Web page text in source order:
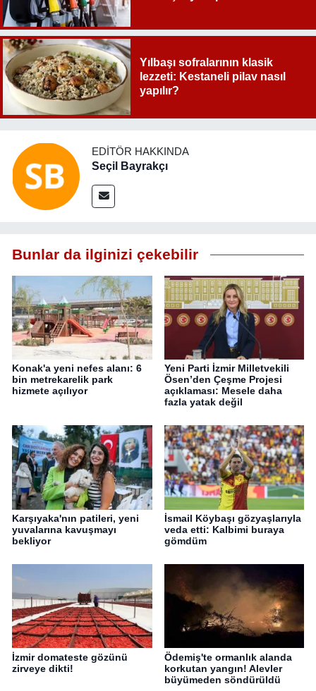
Yılbaşı sofralarının klasik
lezzeti: Kestaneli pilav nasıl
yapılır?
EDITÖR HAKKINDA
Seçil Bayrakçı
Bunlar da ilginizi çekebilir
Konak'a yeni nefes alanı: 6
bin metrekarelik park
hizmete açılıyor
Yeni Parti İzmir Milletvekili
Ösen’den Çeşme Projesi
açıklaması: Mesele daha
fazla yatak değil
Karşıyaka'nın patileri, yeni
yuvalarına kavuşmayı
bekliyor
İsmail Köybaşı gözyaşlarıyla
veda etti: Kalbimi buraya
gömdüm
İzmir domateste gözünü
zirveye dikti!
Ödemiş'te ormanlık alanda
korkutan yangın! Alevler
büyümeden söndürüldü